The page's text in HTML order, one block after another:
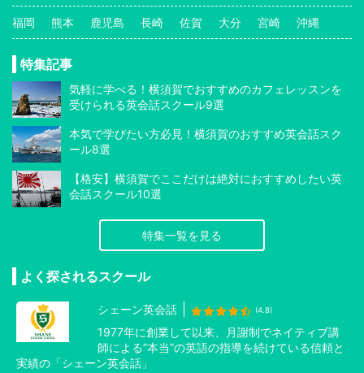
福岡 熊本 鹿児島 長崎 佐賀 大分 宮崎 沖縄
特集記事
気軽に学べる！横須賀でおすすめのカフェレッスンを
受けられる英会話スクール9選
本気で学びたい方必見！横須賀のおすすめ英会話スク
ール8選
【格安】横須賀でここだけは絶対におすすめしたい英
会話スクール10選
特集一覧を見る
よく探されるスクール
シェーン英会話 (4.8)
1977年に創業して以来、月謝制でネイティブ講
師による”本当”の英語の指導を続けている信頼と
実績の「シェーン英会話」